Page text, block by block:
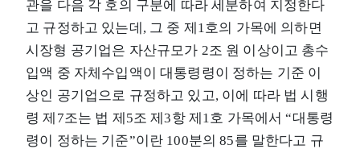
관을 다음 각 호의 구분에 따라 세분하여 지정한다
고 규정하고 있는데, 그 중 제1호의 가목에 의하면
시장형 공기업은 자산규모가 2조 원 이상이고 총수
입액 중 자체수입액이 대통령령이 정하는 기준 이
상인 공기업으로 규정하고 있고, 이에 따라 법 시행
령 제7조는 법 제5조 제3항 제1호 가목에서 “대통령
령이 정하는 기준”이란 100분의 85를 말한다고 규